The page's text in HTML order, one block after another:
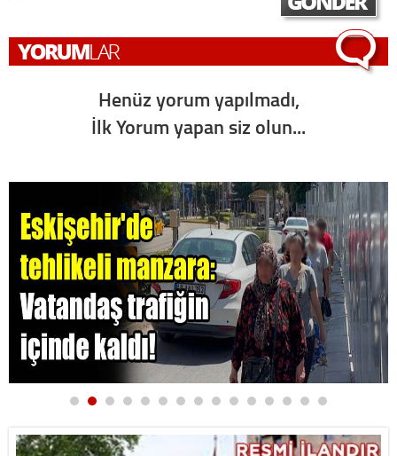
Henüz yorum yapılmadı,
İlk Yorum yapan siz olun...